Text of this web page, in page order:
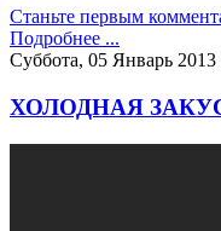
Станьте первым
Подробнее ...
Суббота, 05 Январь 2013
ХОЛОДНАЯ